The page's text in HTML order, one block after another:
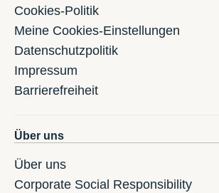
Cookies-Politik
Meine Cookies-Einstellungen
Datenschutzpolitik
Impressum
Barrierefreiheit
Über uns
Über uns
Corporate Social Responsibility